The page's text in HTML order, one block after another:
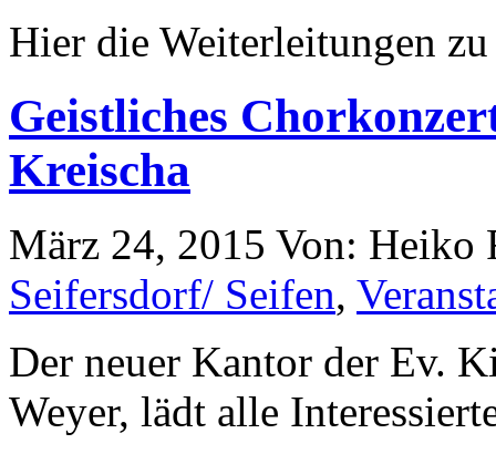
Hier die Weiterleitungen
Geistliches
Kreischa
März 24, 2015 Von: Heiko
Seifersdorf/ Seifen,
Der neuer Kantor der Ev.
Weyer, lädt alle